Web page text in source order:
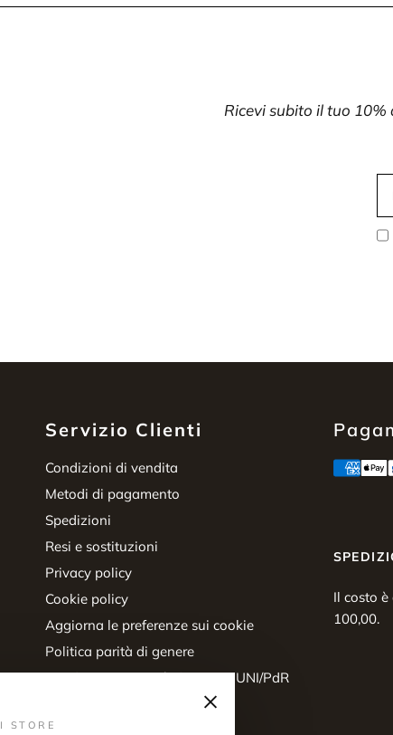
Ricevi subito il tuo
Servizio Clienti
Condizioni di vendita
Metodi di pagamento
Spedizioni
Resi e sostituzioni
Privacy policy
Cookie policy
Aggiorna le preferenze sui cookie
Politica parità di genere
Certificazione parità di genere UNI/PdR
Diritto di recesso
Il costo
100,00.
×
STORE